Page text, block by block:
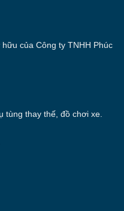
của Công ty TNHH Phúc
tùng thay thế, đồ chơi xe.